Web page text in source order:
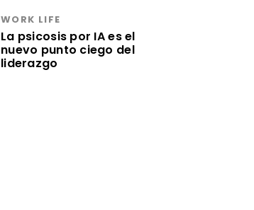
WORK LIFE
La psicosis por IA es el
nuevo punto ciego del
liderazgo